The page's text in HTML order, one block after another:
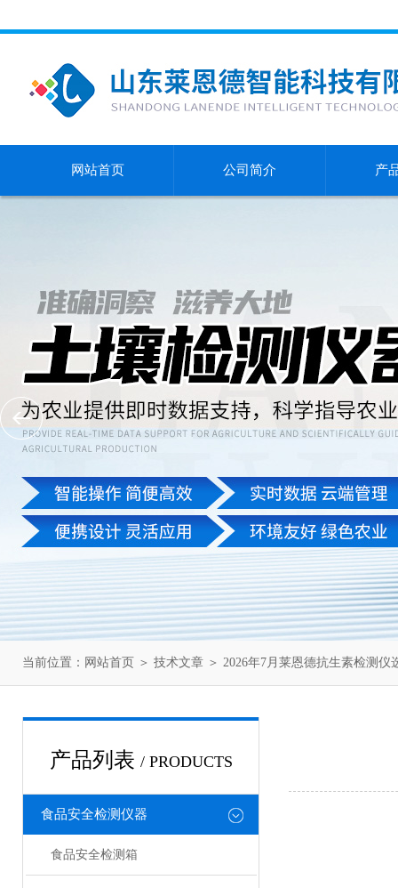
网站首页 公司简介 产
当前位置： 网站首页 ＞ 技术文章 ＞ 2026年7月莱恩德抗生素检测
产品列表 / PRODUCTS
食品安全检测仪器
食品安全检测箱